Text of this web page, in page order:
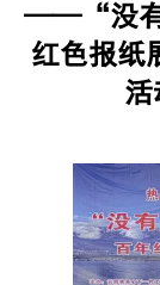
——“没有
红色报纸
活